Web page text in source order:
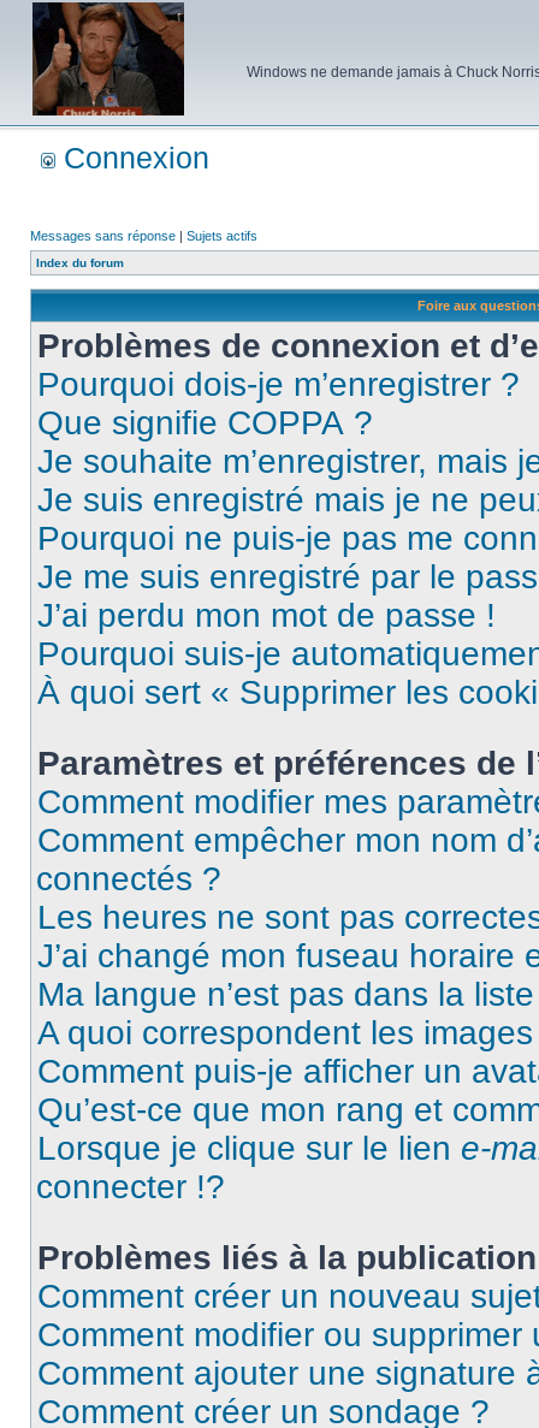
Windows ne demande jamais à Chuck
Connexion
Messages sans réponse | Sujets actifs
Index du forum
Foire aux
Problèmes de connexion et
Pourquoi dois-je m’enregistrer ?
Que signifie COPPA ?
Je souhaite m’enregistrer, mais
Je suis enregistré mais je ne
Pourquoi ne puis-je pas me
Je me suis enregistré par le
J’ai perdu mon mot de passe !
Pourquoi suis-je
À quoi sert « Supprimer les
Paramètres et préférences de
Comment modifier mes
Comment empêcher mon nom
connectés ?
Les heures ne sont pas
J’ai changé mon fuseau horaire
Ma langue n’est pas dans la
A quoi correspondent les
Comment puis-je afficher un
Qu’est-ce que mon rang et
Lorsque je clique sur le lien e-
connecter !?
Problèmes liés à la
Comment créer un nouveau
Comment modifier ou supprimer
Comment ajouter une signature
Comment créer un sondage ?